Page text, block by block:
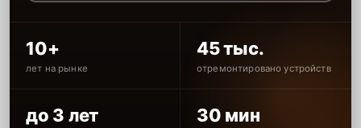
10+
лет на рынке
45 тыс.
отремонтировано устройств
до 3 лет 30 мин